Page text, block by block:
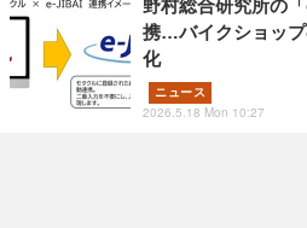
野村総合研究所の
携…バイクショッ
化
ニュース
2026.5.18 Mon 10:27